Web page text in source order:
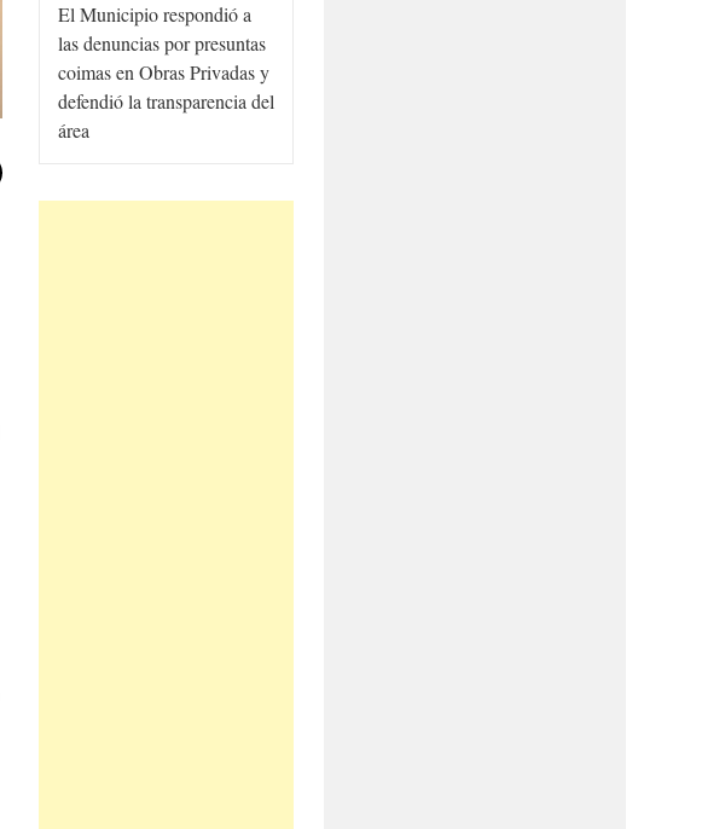
El Municipio respondió a
las denuncias por presuntas
coimas en Obras Privadas y
defendió la transparencia del
área